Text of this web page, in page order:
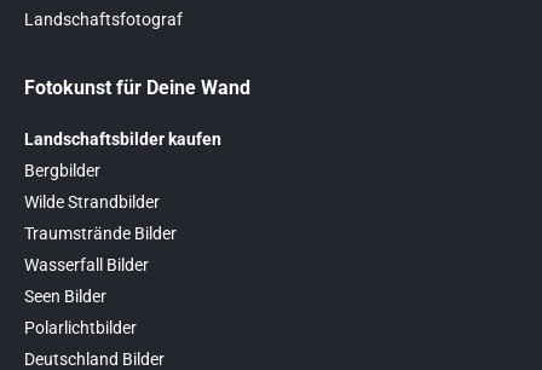
Landschaftsfotograf
Fotokunst für Deine Wand
Landschaftsbilder kaufen
Bergbilder
Wilde Strandbilder
Traumstrände Bilder
Wasserfall Bilder
Seen Bilder
Polarlichtbilder
Deutschland Bilder